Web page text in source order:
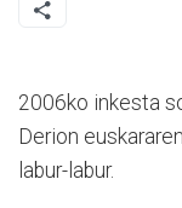
2006ko inkesta
Derion
labur-labur.